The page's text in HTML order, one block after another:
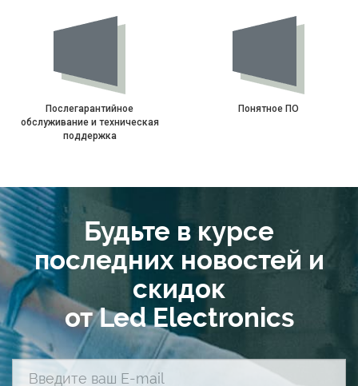
Послегарантийное
обслуживание и техническая
поддержка
Понятное ПО
Будьте в курсе
последних новостей и
скидок
от Led Electronics